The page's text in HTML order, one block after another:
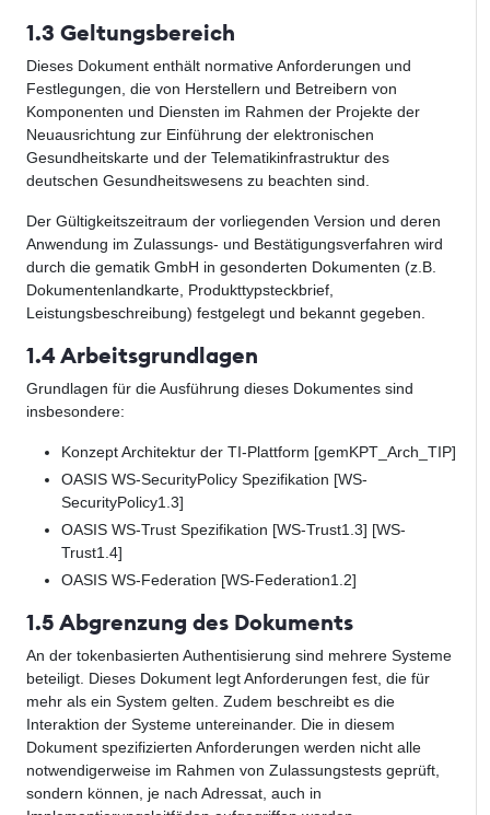
1.3 Geltungsbereich
Dieses Dokument enthält normative Anforderungen und
Festlegungen, die von Herstellern und Betreibern von
Komponenten und Diensten im Rahmen der Projekte der
Neuausrichtung zur Einführung der elektronischen
Gesundheitskarte und der Telematikinfrastruktur des
deutschen Gesundheitswesens zu beachten sind.
Der Gültigkeitszeitraum der vorliegenden Version und deren
Anwendung im Zulassungs- und Bestätigungsverfahren wird
durch die gematik GmbH in gesonderten Dokumenten (z.B.
Dokumentenlandkarte, Produkttypsteckbrief,
Leistungsbeschreibung) festgelegt und bekannt gegeben.
1.4 Arbeitsgrundlagen
Grundlagen für die Ausführung dieses Dokumentes sind
insbesondere:
Konzept Architektur der TI-Plattform [gemKPT_Arch_TIP]
OASIS WS-SecurityPolicy Spezifikation [WS-
SecurityPolicy1.3]
OASIS WS-Trust Spezifikation [WS-Trust1.3] [WS-
Trust1.4]
OASIS WS-Federation [WS-Federation1.2]
1.5 Abgrenzung des Dokuments
An der tokenbasierten Authentisierung sind mehrere Systeme
beteiligt. Dieses Dokument legt Anforderungen fest, die für
mehr als ein System gelten. Zudem beschreibt es die
Interaktion der Systeme untereinander. Die in diesem
Dokument spezifizierten Anforderungen werden nicht alle
notwendigerweise im Rahmen von Zulassungstests geprüft,
sondern können, je nach Adressat, auch in